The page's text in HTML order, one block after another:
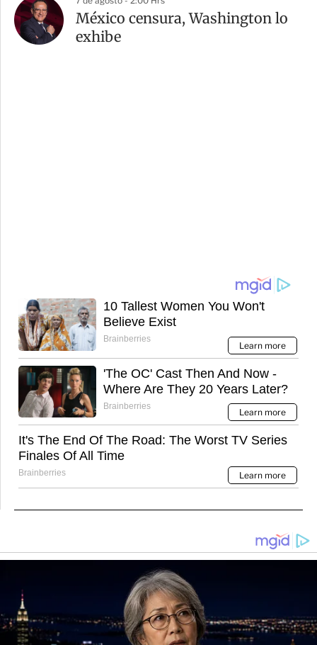
México censura, Washington lo
exhibe